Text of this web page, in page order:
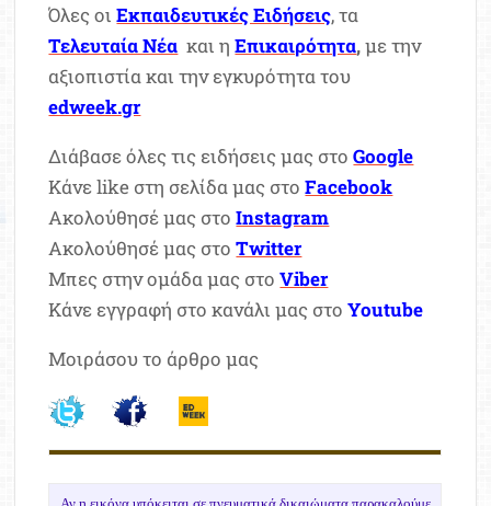
Όλες οιΕκπαιδευτικές Ειδήσεις, τα
Τελευταία Νέα και ηΕπικαιρότητα,με την
αξιοπιστία και την εγκυρότητα του
edweek.gr
Διάβασε όλες τις ειδήσεις μας στοGoogle
Κάνε like στη σελίδα μας στοFacebook
Ακολούθησέ μας στοInstagram
Ακολούθησέ μας στοTwitter
Μπες στην ομάδα μας στοViber
Κάνε εγγραφή στο κανάλι μας στοYoutube
Μοιράσου το άρθρο μας